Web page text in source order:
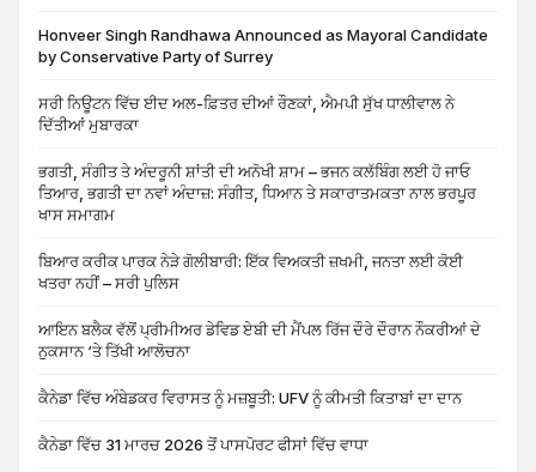
Honveer Singh Randhawa Announced as Mayoral Candidate
by Conservative Party of Surrey
ਸਰੀ ਨਿਊਟਨ ਵਿੱਚ ਈਦ ਅਲ-ਫ਼ਿਤਰ ਦੀਆਂ ਰੌਣਕਾਂ, ਐਮਪੀ ਸੁੱਖ ਧਾਲੀਵਾਲ ਨੇ
ਦਿੱਤੀਆਂ ਮੁਬਾਰਕਾ
ਭਗਤੀ, ਸੰਗੀਤ ਤੇ ਅੰਦਰੂਨੀ ਸ਼ਾਂਤੀ ਦੀ ਅਨੋਖੀ ਸ਼ਾਮ – ਭਜਨ ਕਲੱਬਿੰਗ ਲਈ ਹੋ ਜਾਓ
ਤਿਆਰ, ਭਗਤੀ ਦਾ ਨਵਾਂ ਅੰਦਾਜ਼: ਸੰਗੀਤ, ਧਿਆਨ ਤੇ ਸਕਾਰਾਤਮਕਤਾ ਨਾਲ ਭਰਪੂਰ
ਖਾਸ ਸਮਾਗਮ
ਬਿਆਰ ਕਰੀਕ ਪਾਰਕ ਨੇੜੇ ਗੋਲੀਬਾਰੀ: ਇੱਕ ਵਿਅਕਤੀ ਜ਼ਖਮੀ, ਜਨਤਾ ਲਈ ਕੋਈ
ਖਤਰਾ ਨਹੀਂ – ਸਰੀ ਪੁਲਿਸ
ਆਇਨ ਬਲੈਕ ਵੱਲੋਂ ਪ੍ਰੀਮੀਅਰ ਡੇਵਿਡ ਏਬੀ ਦੀ ਮੈਂਪਲ ਰਿੱਜ ਦੌਰੇ ਦੌਰਾਨ ਨੌਕਰੀਆਂ ਦੇ
ਨੁਕਸਾਨ ‘ਤੇ ਤਿੱਖੀ ਆਲੋਚਨਾ
ਕੈਨੇਡਾ ਵਿੱਚ ਅੰਬੇਡਕਰ ਵਿਰਾਸਤ ਨੂੰ ਮਜ਼ਬੂਤੀ: UFV ਨੂੰ ਕੀਮਤੀ ਕਿਤਾਬਾਂ ਦਾ ਦਾਨ
ਕੈਨੇਡਾ ਵਿੱਚ 31 ਮਾਰਚ 2026 ਤੋਂ ਪਾਸਪੋਰਟ ਫੀਸਾਂ ਵਿੱਚ ਵਾਧਾ